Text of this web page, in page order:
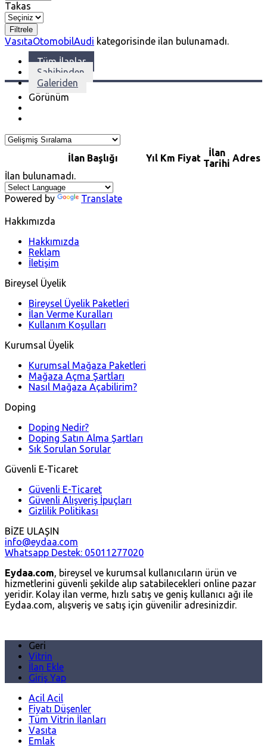
Takas
Filtrele
VasıtaOtomobilAudi kategorisinde ilan bulunamadı.
Tüm İlanlar
Sahibinden
Galeriden
Görünüm
İlan Başlığı Yıl Km Fiyat
İlan
Tarihi Adres
İlan bulunamadı.
Powered by Translate
Hakkımızda
Hakkımızda
Reklam
İletişim
Bireysel Üyelik
Bireysel Üyelik Paketleri
İlan Verme Kuralları
Kullanım Koşulları
Kurumsal Üyelik
Kurumsal Mağaza Paketleri
Mağaza Açma Şartları
Nasıl Mağaza Açabilirim?
Doping
Doping Nedir?
Doping Satın Alma Şartları
Sık Sorulan Sorular
Güvenli E-Ticaret
Güvenli E-Ticaret
Güvenli Alışveriş İpuçları
Gizlilik Politikası
BİZE ULAŞIN
info@eydaa.com
Whatsapp Destek: 05011277020
Eydaa.com, bireysel ve kurumsal kullanıcıların ürün ve
hizmetlerini güvenli şekilde alıp satabilecekleri online pazar
yeridir. Kolay ilan verme, hızlı satış ve geniş kullanıcı ağı ile
Eydaa.com, alışveriş ve satış için güvenilir adresinizdir.
Geri
Vitrin
İlan Ekle
Giriş Yap
Acil Acil
Fiyatı Düşenler
Tüm Vitrin İlanları
Vasıta
Emlak